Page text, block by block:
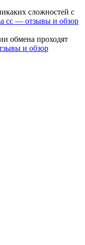
сложностей с
cc — отзывы и обзор
обмена проходят
и обзор